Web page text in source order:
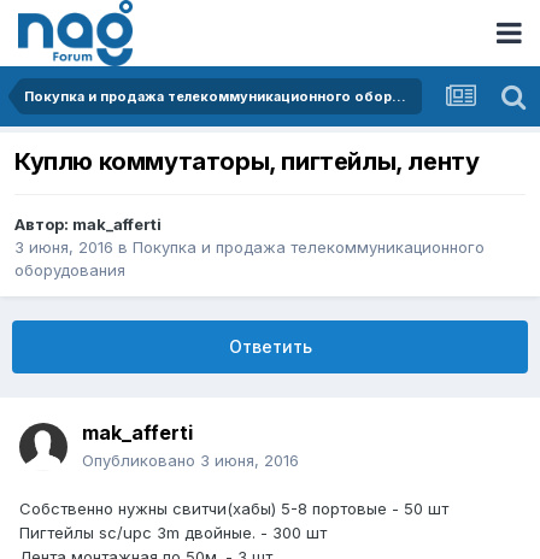
Покупка и продажа телекоммуникационного оборудования
Куплю коммутаторы, пигтейлы, ленту
Автор: mak_afferti
3 июня, 2016 в Покупка и продажа телекоммуникационного
оборудования
Ответить
mak_afferti
Опубликовано 3 июня, 2016
Собственно нужны свитчи(хабы) 5-8 портовые - 50 шт
Пигтейлы sc/upc 3m двойные. - 300 шт